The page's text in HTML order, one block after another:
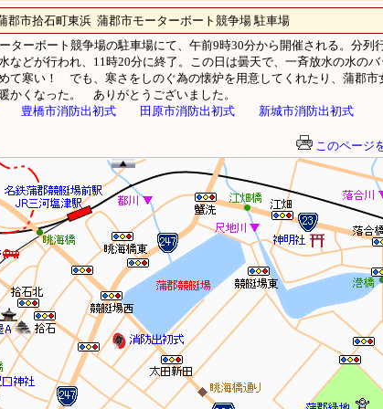
拾石町東浜 蒲郡市モーターボート競争場 駐車場
ターボート競争場の駐車場にて、午前9時30分から開催される。分
などが行われ、11時20分に終了。この日は曇天で、一斉放水の水の
て寒い！ でも、寒さをしのぐ為の懐炉を用意してくれたり、蒲郡市
かくなった。 ありがとうございました。
豊橋市消防出初式 田原市消防出初式 新城市消防出初式
このページ